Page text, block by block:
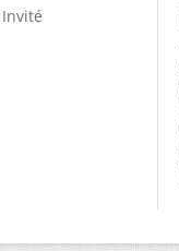
Invité